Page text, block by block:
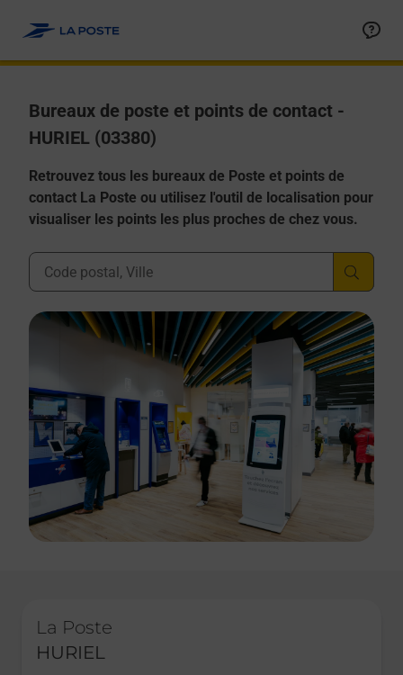
Bureaux de poste et points de contact -
HURIEL (03380)
Retrouvez tous les bureaux de Poste et points de
contact La Poste ou utilisez l'outil de localisation pour
visualiser les points les plus proches de chez vous.
Ville, Département, Code Postal
La Poste
HURIEL